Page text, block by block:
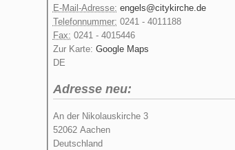
E-Mail-Adresse: engels@citykirche.de
Telefonnummer: 0241 - 4011188
Fax: 0241 - 4015446
Zur Karte: Google Maps
DE
Adresse neu:
An der Nikolauskirche 3
52062 Aachen
Deutschland